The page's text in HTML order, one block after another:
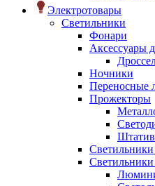
Электротовары
Светильники
Фонари
Аксессуары
Ночники
Переносные
Прожекторы